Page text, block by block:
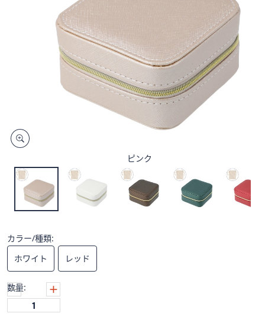
イ
で
左
に
ワ
イ
し
て
閲
ピンク
カラー/種類:
ホワイト
レッド
数量: